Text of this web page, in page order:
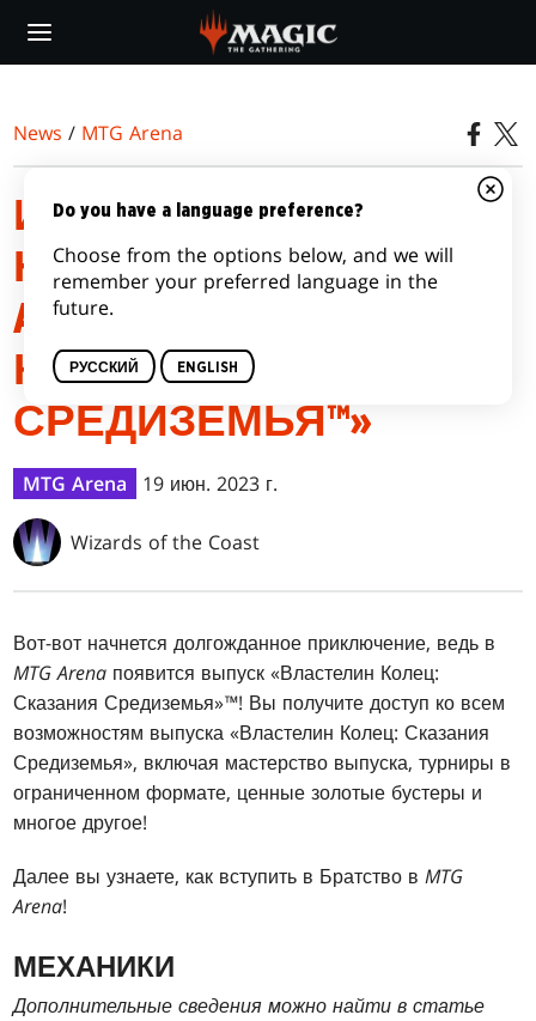
main
News / MTG Arena
ИНФОРМАЦИЯ О
НОВОМ ВЫПУСКЕ MTG
ARENA «ВЛАСТЕЛИН
КОЛЕЦ: СКАЗАНИЯ
СРЕДИЗЕМЬЯ™»
MTG Arena 19 июн. 2023 г.
Wizards of the Coast
Вот-вот начнется долгожданное приключение, ведь в
MTG Arena появится выпуск «Властелин Колец:
Сказания Средиземья»™! Вы получите доступ ко всем
возможностям выпуска «Властелин Колец: Сказания
Средиземья», включая мастерство выпуска, турниры в
ограниченном формате, ценные золотые бустеры и
многое другое!
Далее вы узнаете, как вступить в Братство вMTG
Arena!
МЕХАНИКИ
Дополнительные сведения можно найти в статье
Do you have a language preference?
Choose from the options below, and we will
remember your preferred language in the
future.
РУССКИЙ ENGLISH